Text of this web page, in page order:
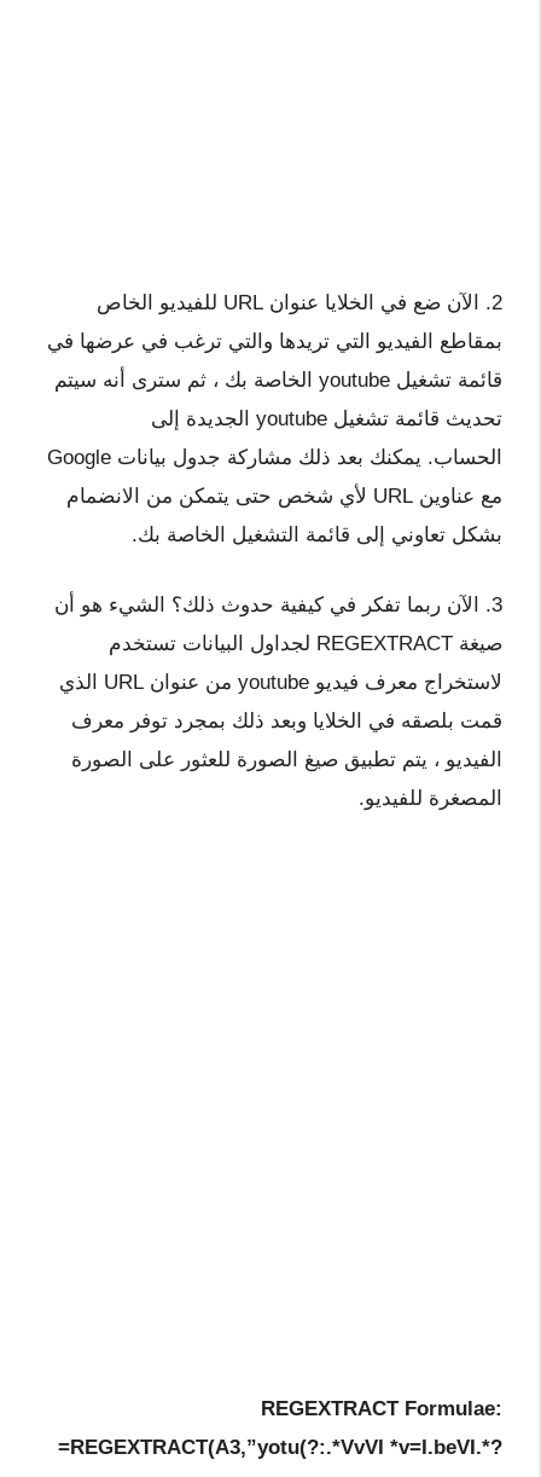
2. الآن ضع في الخلايا عنوان URL للفيديو الخاص
بمقاطع الفيديو التي تريدها والتي ترغب في عرضها في
قائمة تشغيل youtube الخاصة بك ، ثم سترى أنه سيتم
تحديث قائمة تشغيل youtube الجديدة إلى
الحساب. يمكنك بعد ذلك مشاركة جدول بيانات Google
مع عناوين URL لأي شخص حتى يتمكن من الانضمام
بشكل تعاوني إلى قائمة التشغيل الخاصة بك.
3. الآن ربما تفكر في كيفية حدوث ذلك؟ الشيء هو أن
صيغة REGEXTRACT لجداول البيانات تستخدم
لاستخراج معرف فيديو youtube من عنوان URL الذي
قمت بلصقه في الخلايا وبعد ذلك بمجرد توفر معرف
الفيديو ، يتم تطبيق صيغ الصورة للعثور على الصورة
المصغرة للفيديو.
REGEXTRACT Formulae:
=REGEXTRACT(A3,”yotu(?:.*VvVI *v=I.beVI.*?